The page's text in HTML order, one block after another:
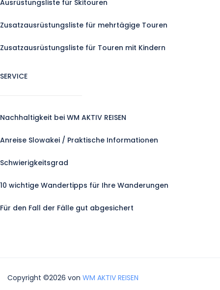
Ausrüstungsliste für Skitouren
Zusatzausrüstungsliste für mehrtägige Touren
Zusatzausrüstungsliste für Touren mit Kindern
SERVICE
Nachhaltigkeit bei WM AKTIV REISEN
Anreise Slowakei / Praktische Informationen
Schwierigkeitsgrad
10 wichtige Wandertipps für Ihre Wanderungen
Für den Fall der Fälle gut abgesichert
Copyright ©2026 von WM AKTIV REISEN